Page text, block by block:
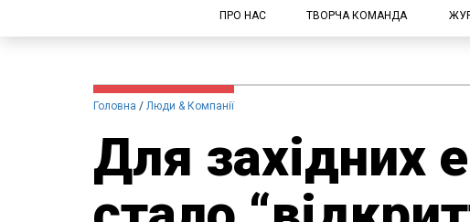
ПРО НАС ТВОРЧА КОМАНДА
Головна Люди & Компанії
Для західних